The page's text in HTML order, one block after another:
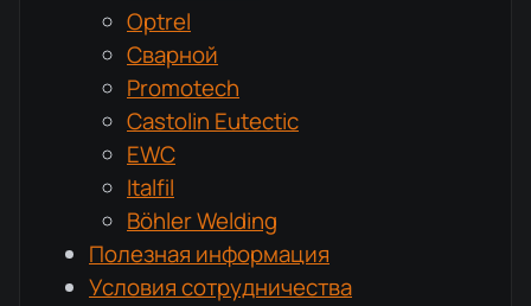
Optrel
Сварной
Promotech
Castolin Eutectic
EWC
Italfil
Böhler Welding
Полезная информация
Условия сотрудничества